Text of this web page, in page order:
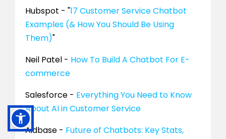
Hubspot - "17 Customer Service Chatbot
Examples (& How You Should Be Using
Them)"
Neil Patel - How To Build A Chatbot For E-
commerce
Salesforce - Everything You Need to Know
About AI in Customer Service
Aidbase - Future of Chatbots: Key Stats,